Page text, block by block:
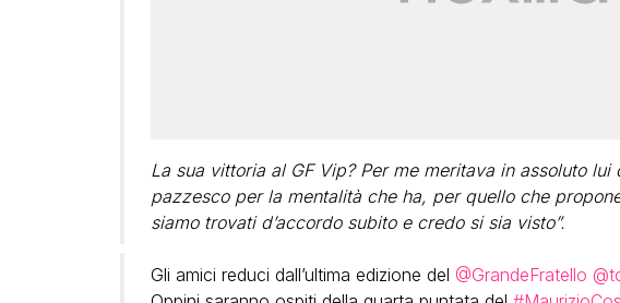
La sua vittoria al GF Vip? Per me meritava in assoluto lui
pazzesco per la mentalità che ha, per quello che
siamo trovati d’accordo subito e credo si sia visto”.
Gli amici reduci dall’ultima edizione del @GrandeFratello